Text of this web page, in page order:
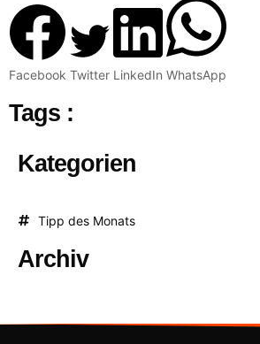
Facebook Twitter LinkedIn WhatsApp
Tags :
Kategorien
Tipp des Monats
Archiv